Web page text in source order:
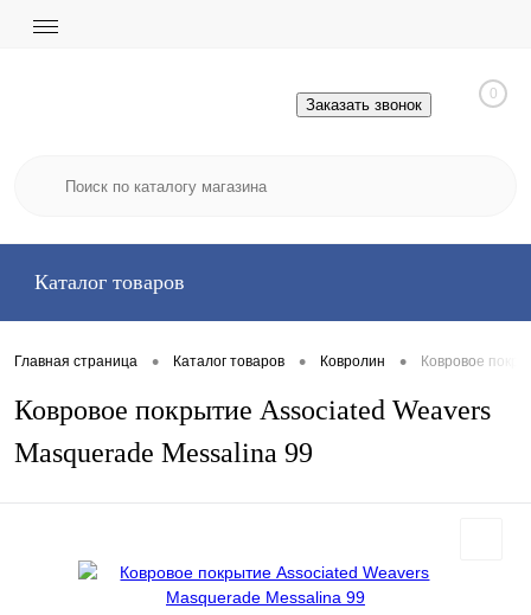
Заказать звонок
0
Каталог товаров
Главная страница • Каталог товаров • Ковролин • Ковровое
Ковровое покрытие Associated Weavers
Masquerade Messalina 99